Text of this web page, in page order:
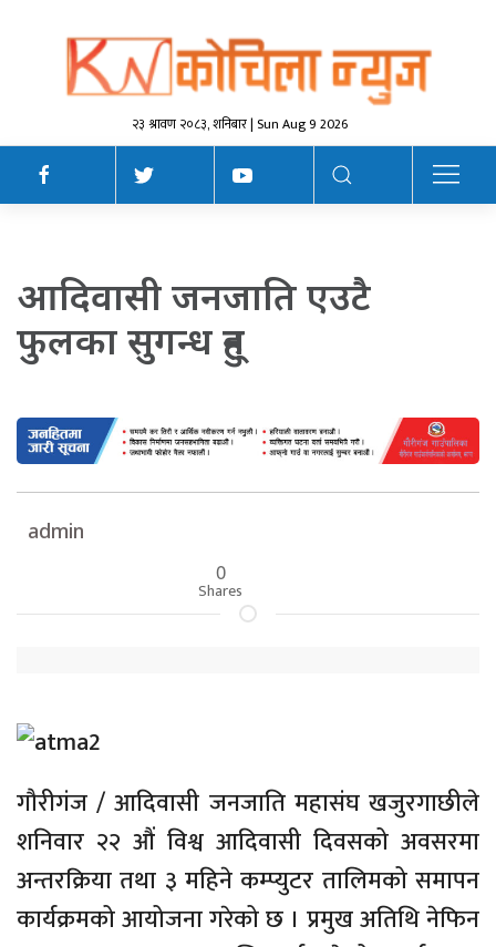
२३ श्रावण २०८३, शनिबार | Sun Aug 9 2026
आदिवासी जनजाति एउटै
फुलका सुगन्ध हुन्
admin
0
Shares
गौरीगंज / आदिवासी जनजाति महासंघ खजुरगाछीले
शनिवार २२ औं विश्व आदिवासी दिवसको अवसरमा
अन्तरक्रिया तथा ३ महिने कम्प्युटर तालिमको समापन
कार्यक्रमको आयोजना गरेको छ । प्रमुख अतिथि नेफिन